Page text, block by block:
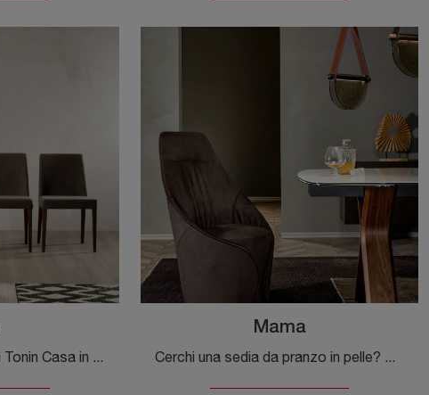
Con questa sedia Sam Tonin Casa in pelle, una tra le nostre sedute fisse moderne, potrai completare i tuoi interni.
Mama
Cerchi una sedia da pranzo in pelle? Clicca e scopri il modello Mama di Tonin Casa per ultimare i tuoi locali al meglio.